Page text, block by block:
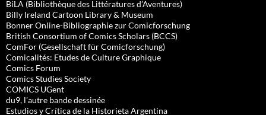
BiLA (Bibliothèque des Littératures d’Aventures)
Billy Ireland Cartoon Library & Museum
Bonner Online-Bibliographie zur Comicforschung
British Consortium of Comics Scholars (BCCS)
ComFor (Gesellschaft für Comicforschung)
Comicalités: Etudes de Culture Graphique
Comics Forum
Comics Studies Society
COMICS UGent
du9, l’autre bande dessinée
Estudios y Crítica de la Historieta Argentina